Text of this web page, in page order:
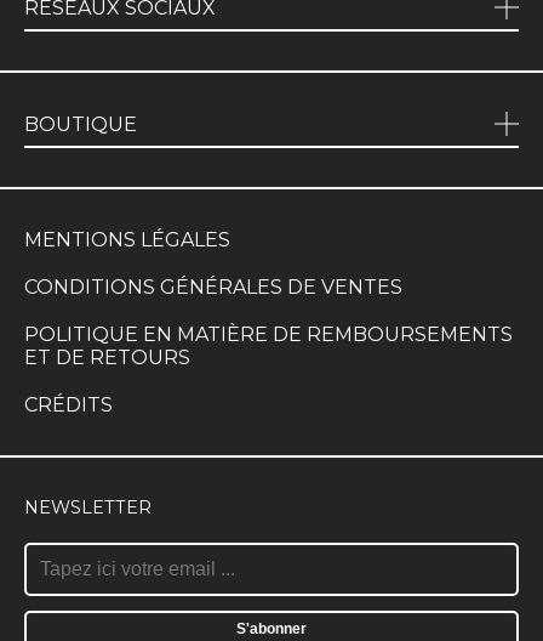
RÉSEAUX SOCIAUX
BOUTIQUE
MENTIONS LÉGALES
CONDITIONS GÉNÉRALES DE VENTES
POLITIQUE EN MATIÈRE DE REMBOURSEMENTS
ET DE RETOURS
CRÉDITS
NEWSLETTER